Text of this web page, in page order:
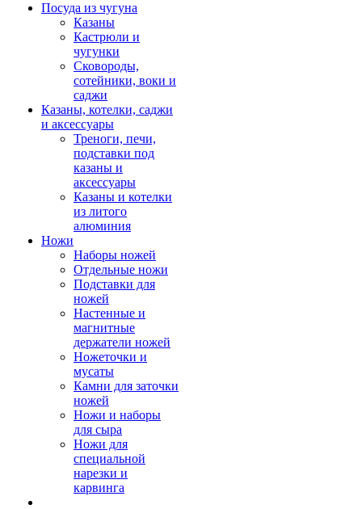
Посуда из чугуна
Казаны
Кастрюли и
чугунки
Сковороды,
сотейники, воки и
саджи
Казаны, котелки, саджи
и аксессуары
Треноги, печи,
подставки под
казаны и
аксессуары
Казаны и котелки
из литого
алюминия
Ножи
Наборы ножей
Отдельные ножи
Подставки для
ножей
Настенные и
магнитные
держатели ножей
Ножеточки и
мусаты
Камни для заточки
ножей
Ножи и наборы
для сыра
Ножи для
специальной
нарезки и
карвинга